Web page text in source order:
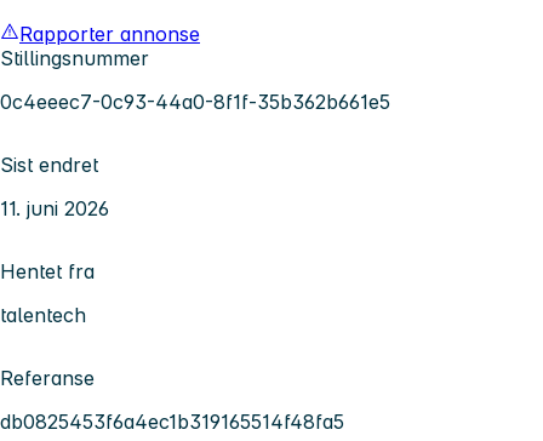
Rapporter annonse
Stillingsnummer
0c4eeec7-0c93-44a0-8f1f-35b362b661e5
Sist endret
11. juni 2026
Hentet fra
talentech
Referanse
db0825453f6a4ec1b319165514f48fa5